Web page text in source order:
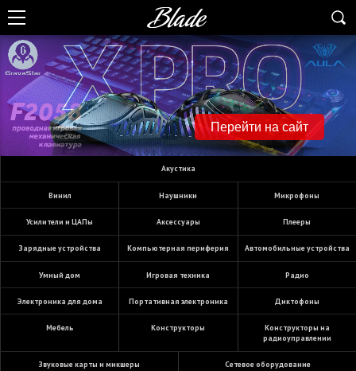
Перейти на сайт
акустика
винил наушники микрофоны
усилители и ЦАПы аксессуары плееры
зарядные устройства компьютерная периферия автомобильные устройства
умный дом игровая техника радио
электроника для дома портативная электроника диктофоны
мебель конструкторы
конструкторы на
радиоуправлении
звуковые карты и микшеры сетевое оборудование